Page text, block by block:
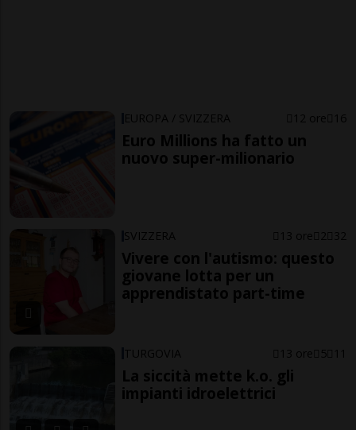
EUROPA / SVIZZERA 12 ore 16
Euro Millions ha fatto un
nuovo super-milionario
SVIZZERA 13 ore 2 32
Vivere con l'autismo: questo
giovane lotta per un
apprendistato part-time
TURGOVIA 13 ore 5 11
La siccità mette k.o. gli
impianti idroelettrici